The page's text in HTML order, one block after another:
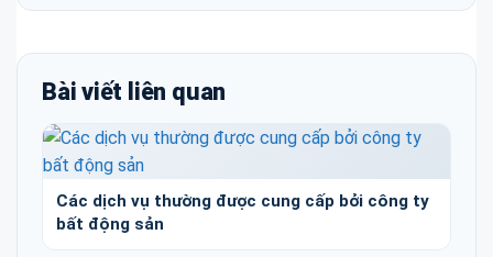
Bài viết liên quan
Các dịch vụ thường được cung cấp bởi công ty
bất động sản